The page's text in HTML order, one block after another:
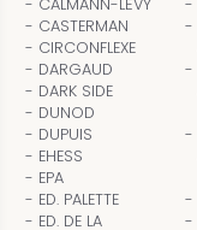
CASTERMAN
CIRCONFLEXE
DARGAUD
DARK SIDE
DUNOD
DUPUIS
EHESS
EPA
ED. PALETTE
ED. DE LA